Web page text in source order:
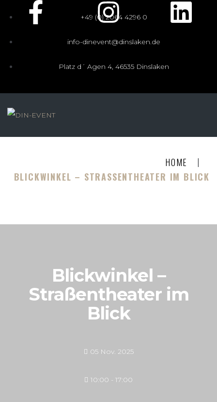
+49 (0) 2064 4296 0
info-dinevent@dinslaken.de
Platz d´ Agen 4, 46535 Dinslaken
HOME
|
BLICKWINKEL – STRASSENTHEATER IM BLICK
Blickwinkel –
Straßentheater im
Blick
05 Nov. 2025
10:00 - 17:00